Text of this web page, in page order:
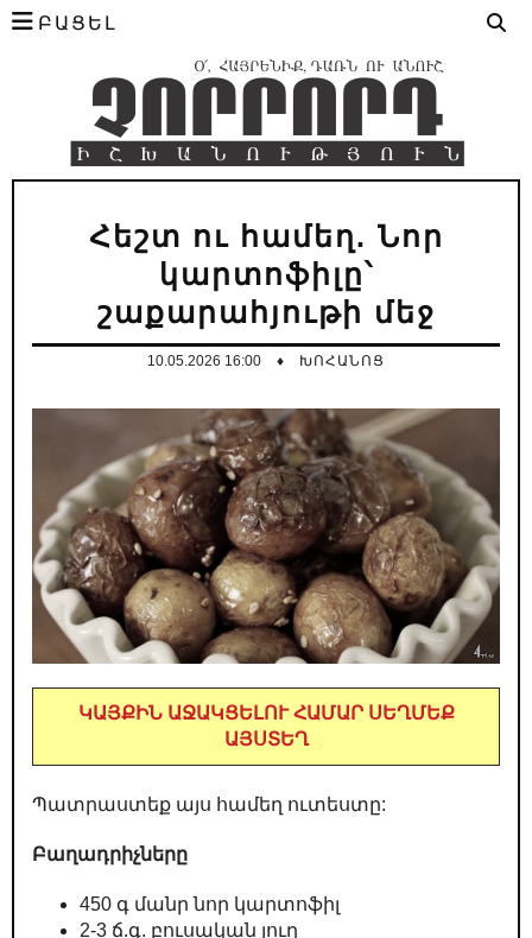
ԲԱՑԵԼ
Հեշտ ու համեղ. Նոր
կարտոֆիլը՝
շաքարահյութի մեջ
10.05.2026 16:00 ♦ ԽՈՀԱՆՈՑ
ԿԱՅՔԻՆ ԱՋԱԿՑԵԼՈՒ ՀԱՄԱՐ ՍԵՂՄԵՔ
ԱՅՍՏԵՂ
Պատրաստեք այս համեղ ուտեստը:
Բաղադրիչները
450 գ մանր նոր կարտոֆիլ
2-3 ճ.գ. բուսական յուղ